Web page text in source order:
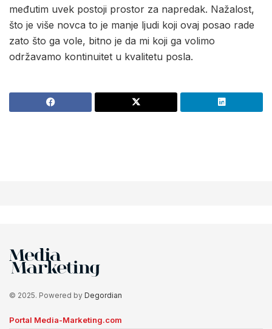
međutim uvek postoji prostor za napredak. Nažalost,
što je više novca to je manje ljudi koji ovaj posao rade
zato što ga vole, bitno je da mi koji ga volimo
održavamo kontinuitet u kvalitetu posla.
© 2025. Powered by Degordian
Portal Media-Marketing.com